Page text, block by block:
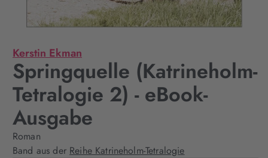
Kerstin Ekman
Springquelle (Katrineholm-
Tetralogie 2) - eBook-
Ausgabe
Roman
Band aus der Reihe Katrineholm-Tetralogie